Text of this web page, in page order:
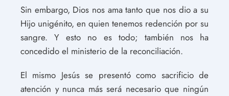
Sin embargo, Dios nos ama tanto que nos dio a su
Hijo unigénito, en quien tenemos redención por su
sangre. Y esto no es todo; también nos ha
concedido el ministerio de la reconciliación.
El mismo Jesús se presentó como sacrificio de
atención y nunca más será necesario que ningún